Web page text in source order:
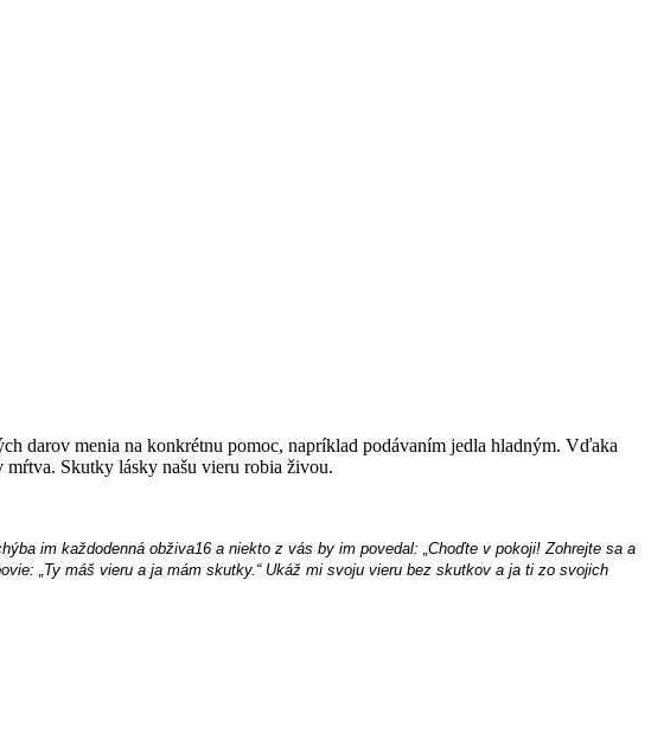
darov menia na konkrétnu pomoc, napríklad podávaním jedla hladným. Vďaka
Skutky lásky našu vieru robia živou.
ýba im každodenná obživa16 a niekto z vás by im povedal: „Choďte v pokoji! Zohrejte sa a
„Ty máš vieru a ja mám skutky.“ Ukáž mi svoju vieru bez skutkov a ja ti zo svojich